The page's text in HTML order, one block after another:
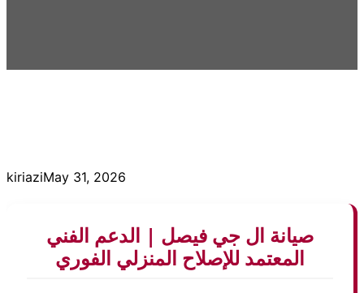
kiriaziMay 31, 2026
صيانة ال جي فيصل | الدعم الفني
المعتمد للإصلاح المنزلي الفوري